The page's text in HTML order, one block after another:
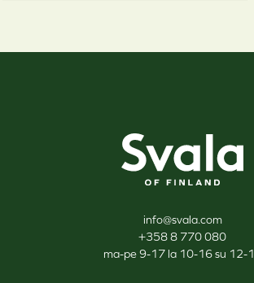
info@svala.com
+358 8 770 080
ma-pe 9-17 la 10-16 su 12-